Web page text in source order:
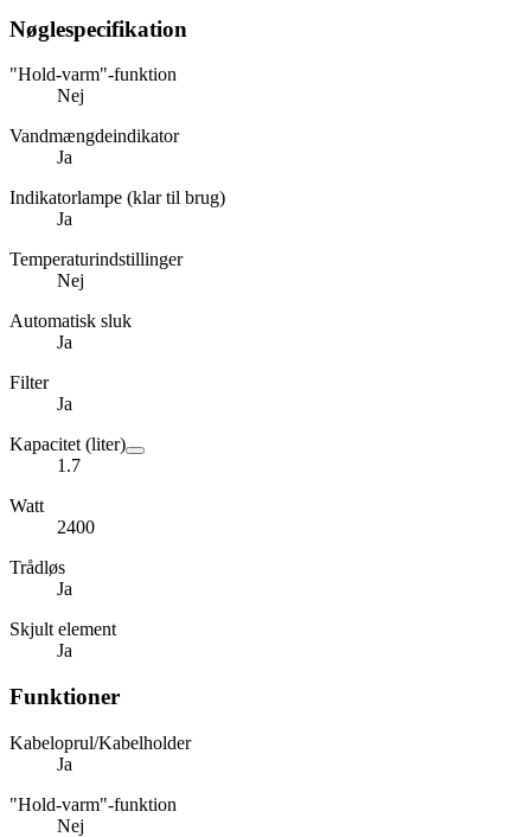
Nøglespecifikation
"Hold-varm"-funktion
Nej
Vandmængdeindikator
Ja
Indikatorlampe (klar til brug)
Ja
Temperaturindstillinger
Nej
Automatisk sluk
Ja
Filter
Ja
Kapacitet (liter)
1.7
Watt
2400
Trådløs
Ja
Skjult element
Ja
Funktioner
Kabeloprul/Kabelholder
Ja
"Hold-varm"-funktion
Nej